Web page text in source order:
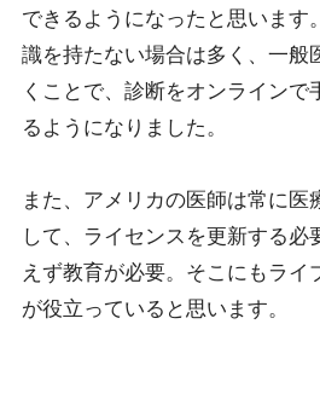
できるようになったと思います
識を持たない場合は多く、一般
くことで、診断をオンラインで
るようになりました。
また、アメリカの医師は常に医
して、ライセンスを更新する必
えず教育が必要。そこにもライ
が役立っていると思います。